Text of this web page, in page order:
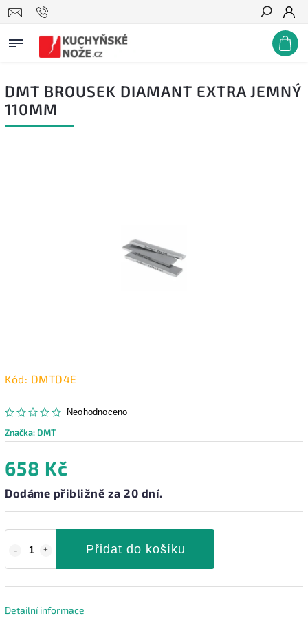
Hledat
DMT BROUSEK DIAMANT EXTRA JEMNÝ
110MM
Kód: DMTD4E
Neohodnoceno
Značka: DMT
658 Kč
Dodáme přibližně za 20 dní.
Přidat do košíku
Detailní informace